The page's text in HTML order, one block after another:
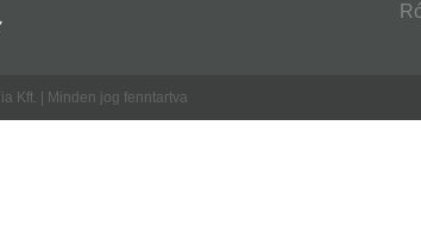
Kft. | Minden jog fenntartva